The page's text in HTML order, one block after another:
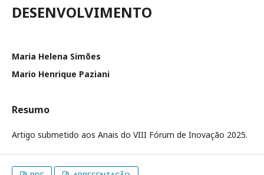
DESENVOLVIMENTO
Maria Helena Simões
Mario Henrique Paziani
Resumo
Artigo submetido aos Anais do VIII Fórum de Inovação 2025.